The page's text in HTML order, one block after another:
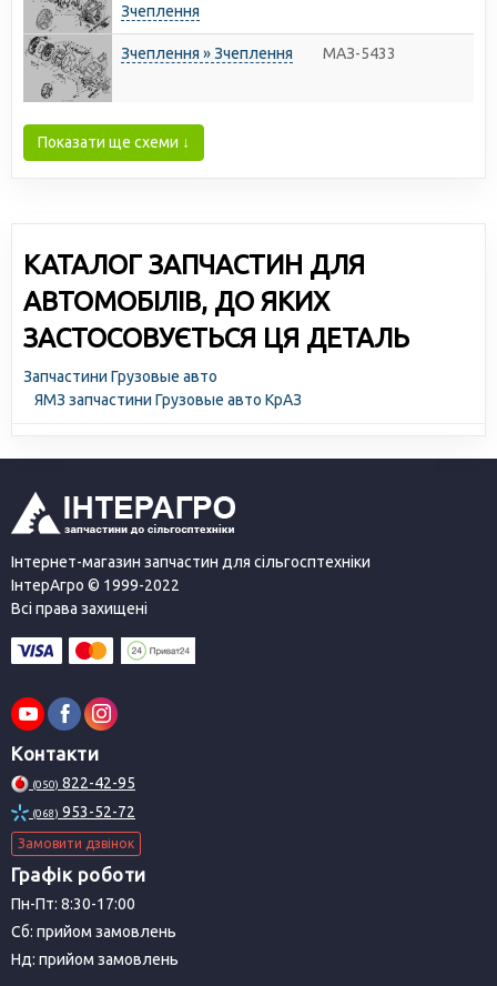
Зчеплення
Зчеплення » Зчеплення МАЗ-5433
Показати ще схеми ↓
КАТАЛОГ ЗАПЧАСТИН ДЛЯ
АВТОМОБІЛІВ, ДО ЯКИХ
ЗАСТОСОВУЄТЬСЯ ЦЯ ДЕТАЛЬ
Запчастини Грузовые авто
ЯМЗ запчастини Грузовые авто КрАЗ
Інтернет-магазин запчастин для сільгосптехніки
ІнтерАгро © 1999-2022
Всі права захищені
Контакти
(050) 822-42-95
(068) 953-52-72
Замовити дзвінок
Графік роботи
Пн-Пт: 8:30-17:00
Сб: прийом замовлень
Нд: прийом замовлень